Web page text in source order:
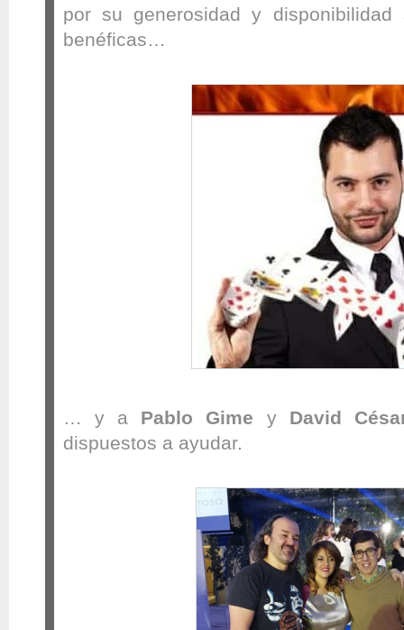
por su generosidad y disponibilidad
benéficas…
… y a Pablo Gime y David
dispuestos a ayudar.